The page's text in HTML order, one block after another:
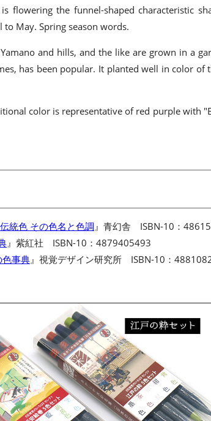
flowering the funnel-shaped characteristic
May. Spring season words.
and hills, and the like are grown in a
has been popular. It planted well in color of
color is representative of red purple with
統色 その色名と色調』青幻舎 ISBN-10：
』紫紅社 ISBN-10：4879405493
色事典』視覚デザイン研究所 ISBN-10：